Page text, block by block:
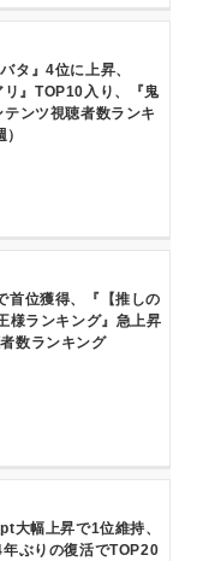
タ』4位に上昇、
』TOP10入り、『鬼
ンツ視聴者数ランキ
首位獲得、『【推しの
様ランキング』急上昇
数ランキング
大幅上昇で1位維持、
年ぶりの復活でTOP20